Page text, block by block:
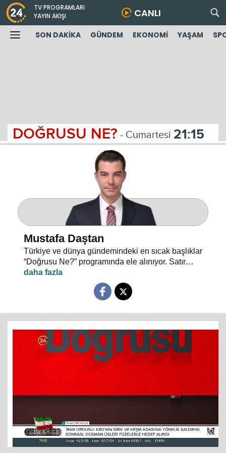
TV PROGRAMLARI
YAYIN AKIŞI
CANLI
SON DAKİKA GÜNDEM EKONOMİ YAŞAM
DOĞRUSU NE? - Cumartesi 21:15
Mustafa Daştan
Türkiye ve dünya gündemindeki en sıcak başlıklar
“Doğrusu Ne?” programında ele alınıyor. Satır
aralarında saklı kalmış gerçekler, gündemin
temposunda gözden kaçan ayrıntılar masaya